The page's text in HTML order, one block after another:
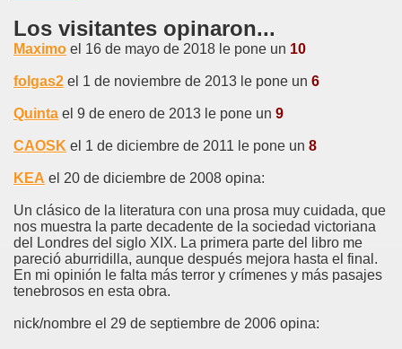
Los visitantes opinaron...
Maximo el 16 de mayo de 2018 le pone un 10
folgas2 el 1 de noviembre de 2013 le pone un 6
Quinta el 9 de enero de 2013 le pone un 9
CAOSK el 1 de diciembre de 2011 le pone un 8
KEA el 20 de diciembre de 2008 opina:
Un clásico de la literatura con una prosa muy cuidada, que
nos muestra la parte decadente de la sociedad victoriana
del Londres del siglo XIX. La primera parte del libro me
pareció aburridilla, aunque después mejora hasta el final.
En mi opinión le falta más terror y crímenes y más pasajes
tenebrosos en esta obra.
nick/nombre el 29 de septiembre de 2006 opina: